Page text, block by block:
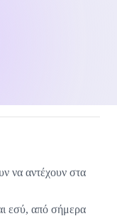
να αντέχουν στα
εσύ, από σήμερα